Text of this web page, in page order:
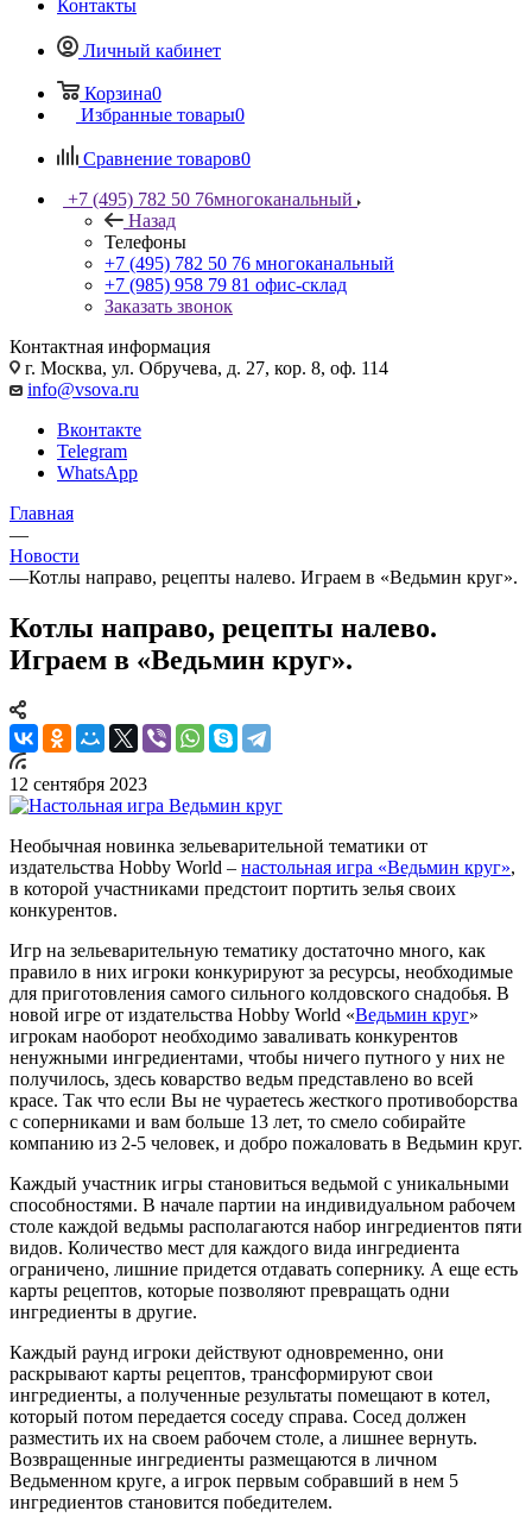
Контакты
Личный кабинет
Корзина0
Избранные товары0
Сравнение товаров0
+7 (495) 782 50 76многоканальный
Назад
Телефоны
+7 (495) 782 50 76 многоканальный
+7 (985) 958 79 81 офис-склад
Заказать звонок
Контактная информация
г. Москва, ул. Обручева, д. 27, кор. 8, оф. 114
info@vsova.ru
Вконтакте
Telegram
WhatsApp
Главная
—
Новости
—Котлы направо, рецепты налево. Играем в «Ведьмин круг».
Котлы направо, рецепты налево.
Играем в «Ведьмин круг».
12 сентября 2023
Необычная новинка зельеварительной тематики от
издательства Hobby World – настольная игра «Ведьмин круг»,
в которой участниками предстоит портить зелья своих
конкурентов.
Игр на зельеварительную тематику достаточно много, как
правило в них игроки конкурируют за ресурсы, необходимые
для приготовления самого сильного колдовского снадобья. В
новой игре от издательства Hobby World «Ведьмин круг»
игрокам наоборот необходимо заваливать конкурентов
ненужными ингредиентами, чтобы ничего путного у них не
получилось, здесь коварство ведьм представлено во всей
красе. Так что если Вы не чураетесь жесткого противоборства
с соперниками и вам больше 13 лет, то смело собирайте
компанию из 2-5 человек, и добро пожаловать в Ведьмин круг.
Каждый участник игры становиться ведьмой с уникальными
способностями. В начале партии на индивидуальном рабочем
столе каждой ведьмы располагаются набор ингредиентов пяти
видов. Количество мест для каждого вида ингредиента
ограничено, лишние придется отдавать сопернику. А еще есть
карты рецептов, которые позволяют превращать одни
ингредиенты в другие.
Каждый раунд игроки действуют одновременно, они
раскрывают карты рецептов, трансформируют свои
ингредиенты, а полученные результаты помещают в котел,
который потом передается соседу справа. Сосед должен
разместить их на своем рабочем столе, а лишнее вернуть.
Возвращенные ингредиенты размещаются в личном
Ведьменном круге, а игрок первым собравший в нем 5
ингредиентов становится победителем.